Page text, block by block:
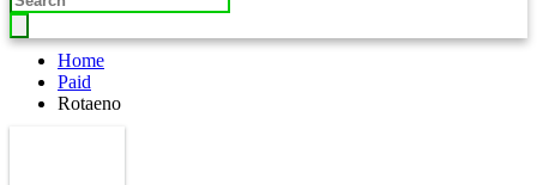
Home
Paid
Rotaeno